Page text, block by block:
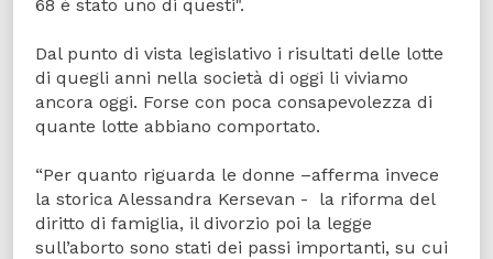
68 è stato uno di questi".
Dal punto di vista legislativo i risultati delle lotte
di quegli anni nella società di oggi li viviamo
ancora oggi. Forse con poca consapevolezza di
quante lotte abbiano comportato.
“Per quanto riguarda le donne –afferma invece
la storica Alessandra Kersevan - la riforma del
diritto di famiglia, il divorzio poi la legge
sull’aborto sono stati dei passi importanti, su cui